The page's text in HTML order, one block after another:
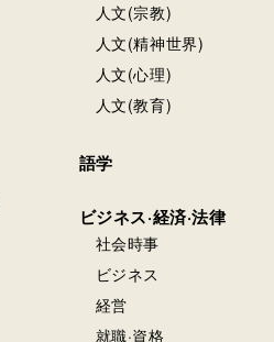
人文(宗教)
人文(精神世界)
人文(心理)
人文(教育)
語学
ビジネス·経済·法律
社会時事
ビジネス
経営
就職·資格